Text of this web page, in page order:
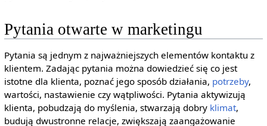
Pytania otwarte w marketingu
Pytania są jednym z najważniejszych elementów kontaktu z
klientem. Zadając pytania można dowiedzieć się co jest
istotne dla klienta, poznać jego sposób działania, potrzeby,
wartości, nastawienie czy wątpliwości. Pytania aktywizują
klienta, pobudzają do myślenia, stwarzają dobry klimat,
budują dwustronne relacje, zwiększają zaangażowanie